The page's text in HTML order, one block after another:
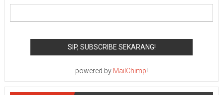
powered by MailChimp!